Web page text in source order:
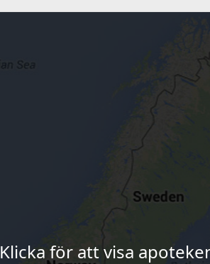
Klicka för att visa